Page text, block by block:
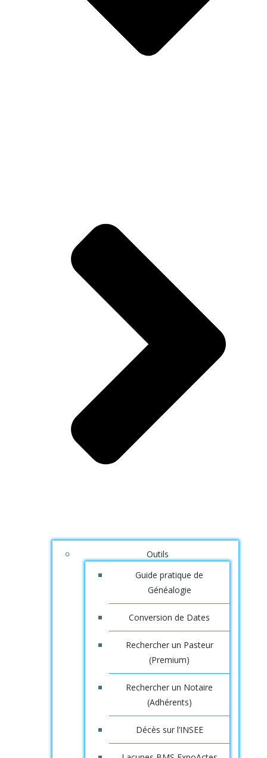
Outils
Guide pratique de
Généalogie
Conversion de Dates
Rechercher un Pasteur
(Premium)
Rechercher un Notaire
(Adhérents)
Décès sur l’INSEE